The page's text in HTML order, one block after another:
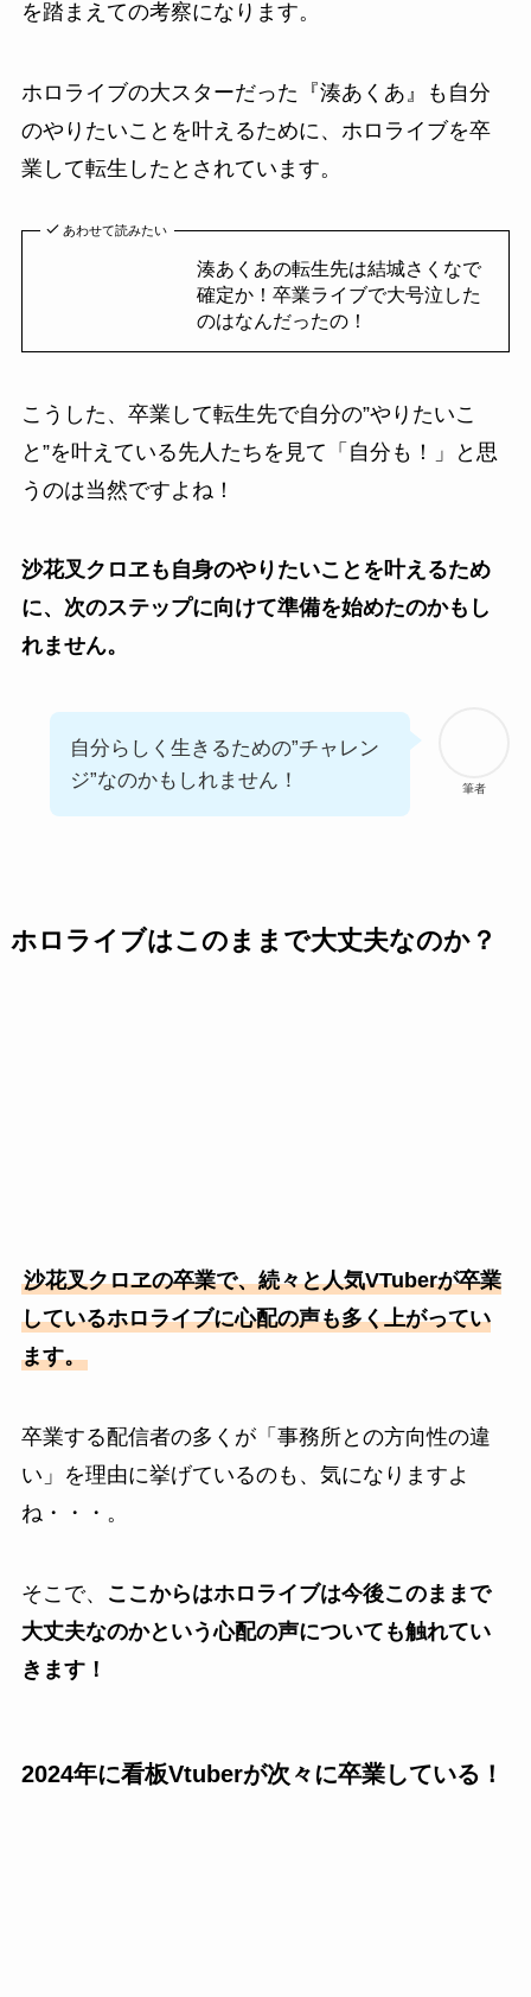
を踏まえての考察になります。
ホロライブの大スターだった『湊あくあ』も自分
のやりたいことを叶えるために、ホロライブを卒
業して転生したとされています。
あわせて読みたい
湊あくあの転生先は結城さくなで
確定か！卒業ライブで大号泣した
のはなんだったの！
こうした、卒業して転生先で自分の”やりたいこ
と”を叶えている先人たちを見て「自分も！」と思
うのは当然ですよね！
沙花叉クロヱも自身のやりたいことを叶えるため
に、次のステップに向けて準備を始めたのかもし
れません。
筆者
自分らしく生きるための”チャレン
ジ”なのかもしれません！
ホロライブはこのままで大丈夫なのか？
沙花叉クロヱの卒業で、続々と人気VTuberが卒業
しているホロライブに心配の声も多く上がってい
ます。
卒業する配信者の多くが「事務所との方向性の違
い」を理由に挙げているのも、気になりますよ
ね・・・。
そこで、
ここからはホロライブは今後このままで
大丈夫なのかという心配の声についても触れてい
きます！
2024年に看板Vtuberが次々に卒業している！